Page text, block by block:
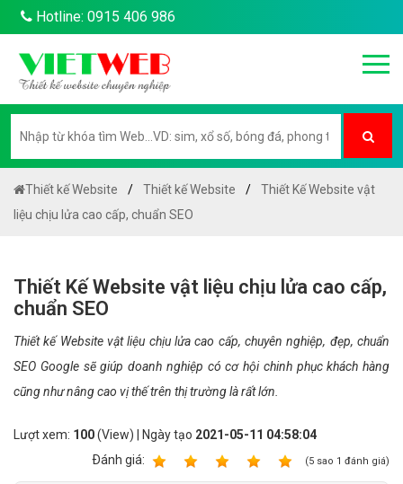
Hotline: 0915 406 986
Thiết kế Website Thiết kế Website
Thiết Kế Website vật
liệu chịu lửa cao cấp, chuẩn SEO
Thiết Kế Website vật liệu chịu lửa cao cấp,
chuẩn SEO
Thiết kế Website vật liệu chịu lửa cao cấp, chuyên nghiệp, đẹp, chuẩn
SEO Google sẽ giúp doanh nghiệp có cơ hội chinh phục khách hàng
cũng như nâng cao vị thế trên thị trường là rất lớn.
Lượt xem: 100(View) | Ngày tạo 2021-05-11 04:58:04
Ðánh giá:
(5 sao 1 đánh giá)